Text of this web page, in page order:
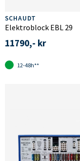
SCHAUDT
Elektroblock EBL 29
11790,- kr
12-48h**